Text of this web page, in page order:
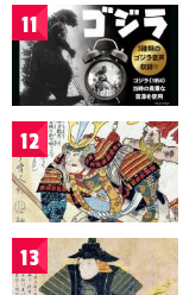
11
12
13